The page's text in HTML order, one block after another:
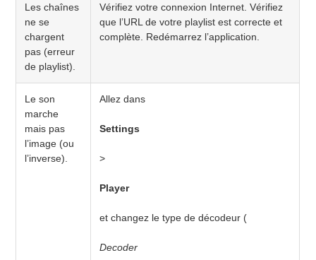
Les chaînes
ne se
chargent
pas (erreur
de playlist).
Vérifiez votre connexion Internet. Vérifiez
que l’URL de votre playlist est correcte et
complète. Redémarrez l’application.
Le son
marche
mais pas
l’image (ou
l’inverse).
Allez dans
Settings
>
Player
et changez le type de décodeur (
Decoder